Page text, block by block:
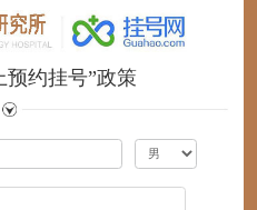
预约挂号”政策